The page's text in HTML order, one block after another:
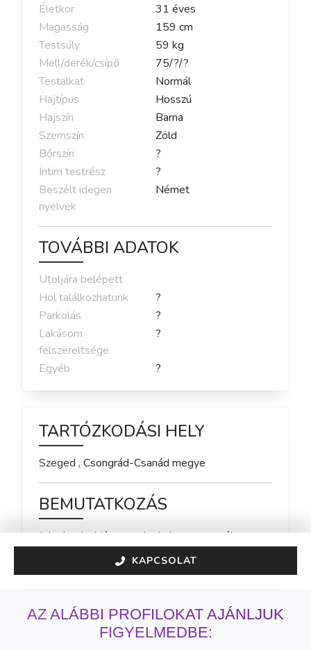
Életkor
31 éves
Magasság
159 cm
Testsúly
59 kg
Mell/derék/csípő
75/?/?
Testalkat
Normál
Hajtípus
Hosszú
Hajszín
Barna
Szemszín
Zöld
Bőrszín
?
Intim testrész
?
Beszélt idegen
nyelvek
Német
TOVÁBBI ADATOK
Utoljára belépett
Hol találkozhatunk
?
Parkolás
?
Lakásom
felszereltsége
?
Egyéb ?
TARTÓZKODÁSI HELY
Szeged , Csongrád-Csanád megye
BEMUTATKOZÁS
Jelenleg inaktív vagyok, de hamarosan újra
KAPCSOLAT
AZ ALÁBBI PROFILOKAT AJÁNLJUK
FIGYELMEDBE: